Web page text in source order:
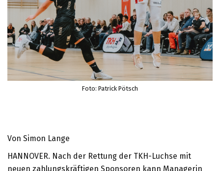
Foto: Patrick Pötsch
Von Simon Lange
HANNOVER. Nach der Rettung der TKH-Luchse mit
neuen zahlungskräftigen Sponsoren kann Managerin